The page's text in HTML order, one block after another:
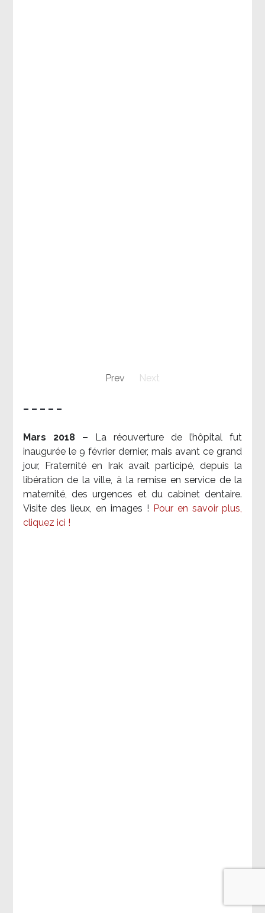
Prev Next
– – – – –
Mars 2018 –
La réouverture de l’hôpital fut
inaugurée le 9 février dernier, mais avant ce grand
jour, Fraternité en Irak avait participé, depuis la
libération de la ville, à la remise en service de la
maternité, des urgences et du cabinet dentaire.
Visite des lieux, en images ! Pour en savoir plus,
cliquez ici !